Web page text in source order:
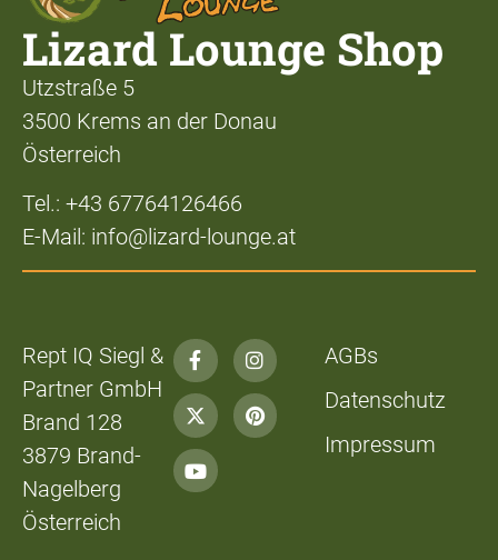
Lizard Lounge Shop
Utzstraße 5
3500 Krems an der Donau
Österreich
Tel.: +43 67764126466
E-Mail: info@lizard-lounge.at
Rept IQ Siegl &
Partner GmbH
Brand 128
3879 Brand-
Nagelberg
Österreich
AGBs
Datenschutz
Impressum